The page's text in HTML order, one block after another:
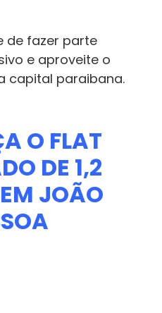
de fazer parte
e aproveite o
capital paraibana.
O FLAT
DE 1,2
JOÃO